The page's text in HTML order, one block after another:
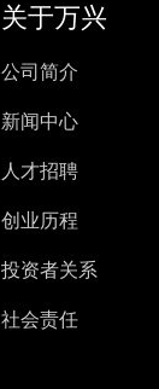
关于万兴
公司简介
新闻中心
人才招聘
创业历程
投资者关系
社会责任